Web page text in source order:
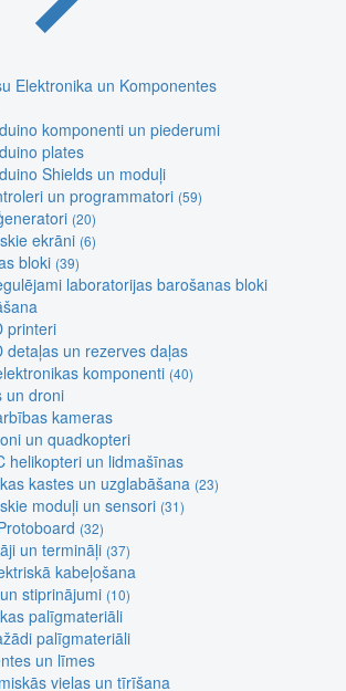
Elektronika un Komponentes
komponenti un piederumi
plates
Shields un moduļi
un programmatori (59)
(20)
ekrāni (6)
bloki (39)
laboratorijas barošanas bloki
printeri
detaļas un rezerves daļas
komponenti (40)
un droni
kameras
un quadkopteri
helikopteri un lidmašīnas
kastes un uzglabāšana (23)
moduļi un sensori (31)
(32)
un termināļi (37)
kabeļošana
stiprinājumi (10)
palīgmateriāli
palīgmateriāli
un līmes
vielas un tīrīšana